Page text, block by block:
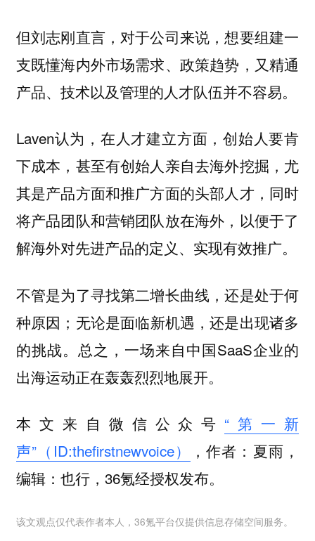
但刘志刚直言，对于公司来说，想要组建一
支既懂海内外市场需求、政策趋势，又精通
产品、技术以及管理的人才队伍并不容易。
Laven认为，在人才建立方面，创始人要肯
下成本，甚至有创始人亲自去海外挖掘，尤
其是产品方面和推广方面的头部人才，同时
将产品团队和营销团队放在海外，以便于了
解海外对先进产品的定义、实现有效推广。
不管是为了寻找第二增长曲线，还是处于何
种原因；无论是面临新机遇，还是出现诸多
的挑战。总之，一场来自中国SaaS企业的
出海运动正在轰轰烈烈地展开。
本文来自微信公众号 “第一新
声”（ID:thefirstnewvoice）
，作者：夏雨，
编辑：也行，36氪经授权发布。
该文观点仅代表作者本人，36氪平台仅提供信息存储空间服务。